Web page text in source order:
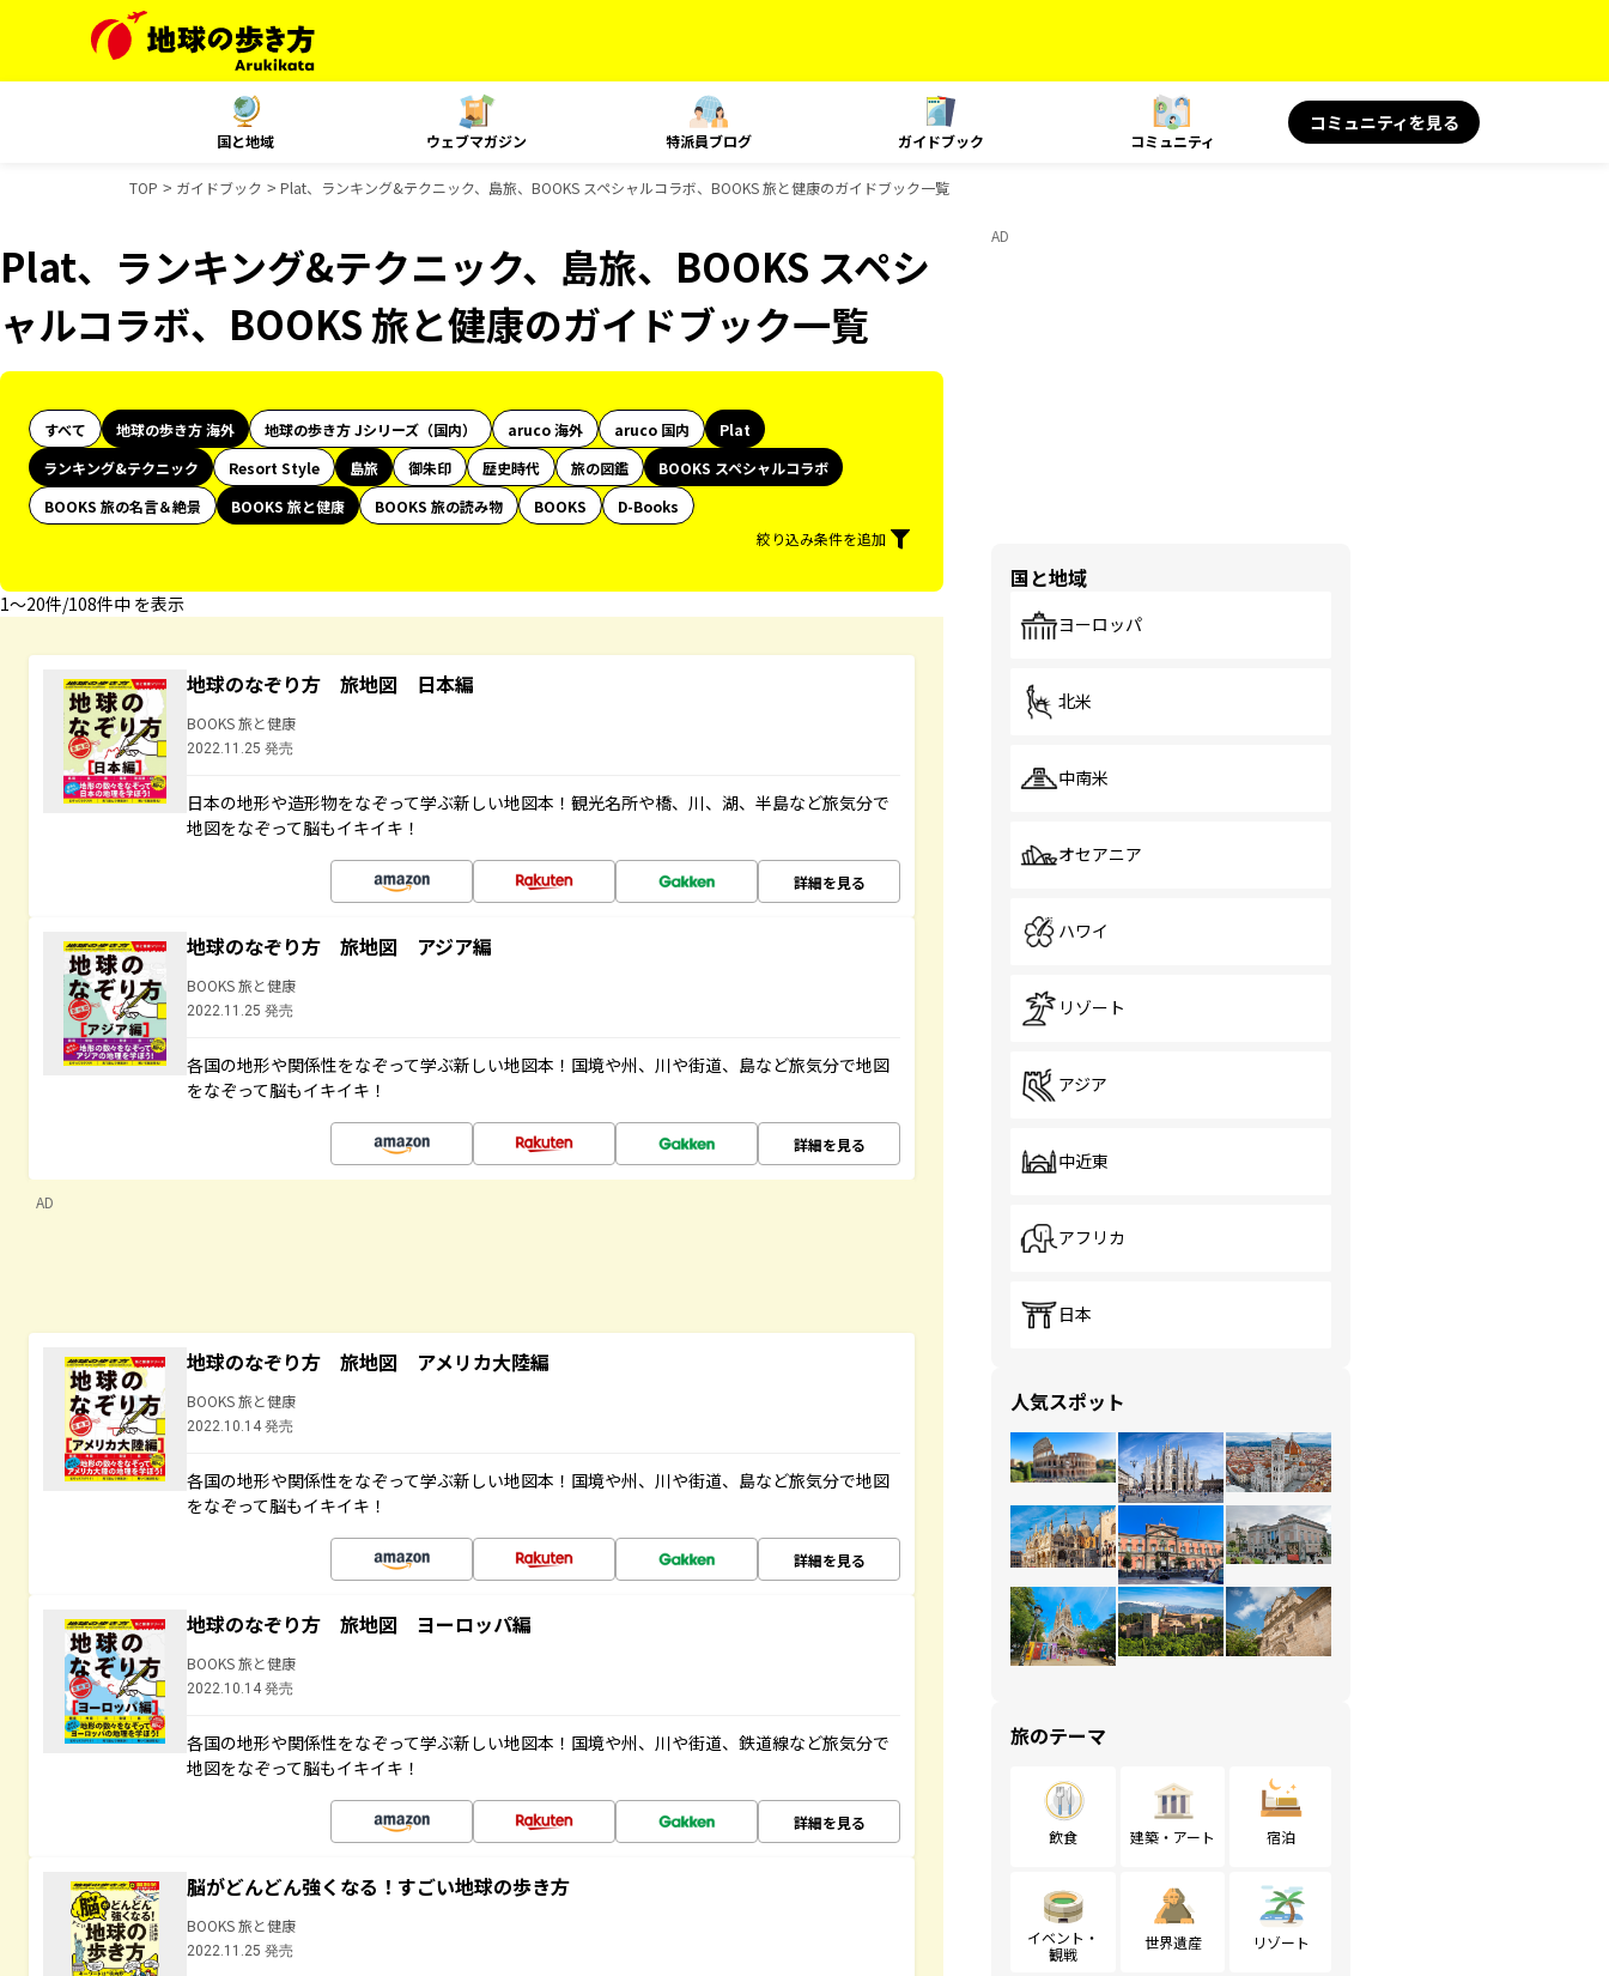
国と地域 ウェブマガジン 特派員ブログ ガイドブック コミュニティ
コミュニティを見る
TOP ガイドブック Plat、ランキング&テクニック、島旅、BOOKS スペシャルコラボ、BOOKS 旅と健康のガイドブック一覧
Plat、ランキング&テクニック、島旅、BOOKS スペシ
ャルコラボ、BOOKS 旅と健康のガイドブック一覧
すべて 地球の歩き方 海外 地球の歩き方 Jシリーズ（国内） aruco 海外 aruco 国内
Plat
ランキング&テクニック
Resort Style 島旅 御朱印 歴史時代 旅の図鑑
BOOKS スペシャルコラボ
BOOKS 旅の名言＆絶景
BOOKS 旅と健康 BOOKS 旅の読み物 BOOKS
D-Books
絞り込み条件を追加
1〜20件/108件中 を表示
地球のなぞり方 旅地図 日本編
BOOKS 旅と健康
2022.11.25 発売
日本の地形や造形物をなぞって学ぶ新しい地図本！観光名所や橋、川、湖、半島など旅気分で
地図をなぞって脳もイキイキ！
詳細を見る
地球のなぞり方 旅地図 アジア編
BOOKS 旅と健康
2022.11.25 発売
各国の地形や関係性をなぞって学ぶ新しい地図本！国境や州、川や街道、島など旅気分で地図
をなぞって脳もイキイキ！
詳細を見る
AD
地球のなぞり方 旅地図 アメリカ大陸編
BOOKS 旅と健康
2022.10.14 発売
各国の地形や関係性をなぞって学ぶ新しい地図本！国境や州、川や街道、島など旅気分で地図
をなぞって脳もイキイキ！
詳細を見る
地球のなぞり方 旅地図 ヨーロッパ編
BOOKS 旅と健康
2022.10.14 発売
各国の地形や関係性をなぞって学ぶ新しい地図本！国境や州、川や街道、鉄道線など旅気分で
地図をなぞって脳もイキイキ！
詳細を見る
脳がどんどん強くなる！すごい地球の歩き方
BOOKS 旅と健康
2022.11.25 発売
AD
国と地域
ヨーロッパ
北米
中南米
オセアニア
ハワイ
リゾート
アジア
中近東
アフリカ
日本
人気スポット
旅のテーマ
飲食 建築・アート 宿泊
イベント・
観戦
世界遺産 リゾート